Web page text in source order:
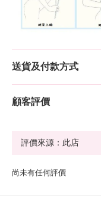
送貨及付款方式
顧客評價
尚未有任何評價